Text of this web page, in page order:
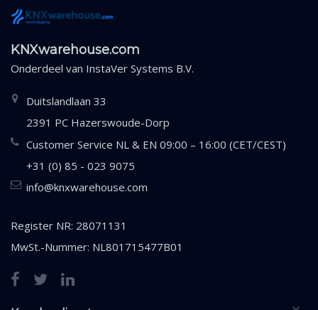
KNXwarehouse.com
Onderdeel van InstaVer Systems B.V.
Duitslandlaan 33
2391 PC Hazerswoude-Dorp
Customer Service NL & EN 09:00 – 16:00 (CET/CEST)
+31 (0) 85 - 023 9075
info@knxwarehouse.com
Register NR: 28071131
MwSt.-Nummer: NL801715477B01